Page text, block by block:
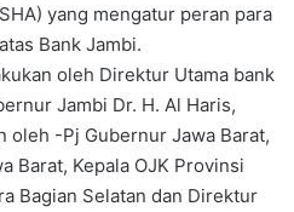
yang mengatur peran para
Bank Jambi.
oleh Direktur Utama bank
Jambi Dr. H. Al Haris,
oleh -Pj Gubernur Jawa Barat,
Barat, Kepala OJK Provinsi
Bagian Selatan dan Direktur